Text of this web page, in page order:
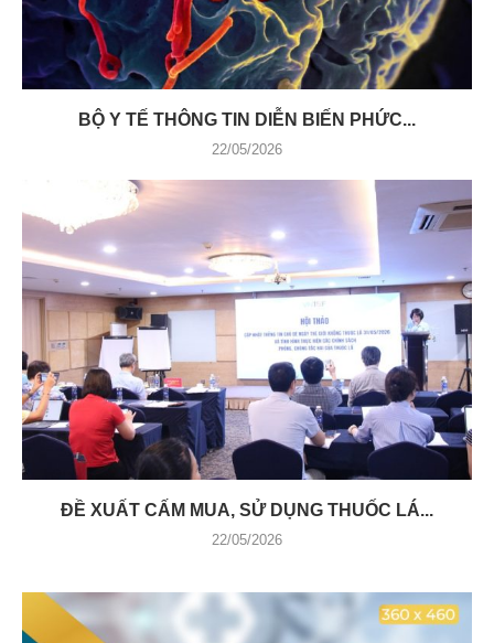
BỘ Y TẾ THÔNG TIN DIỄN BIẾN PHỨC...
22/05/2026
ĐỀ XUẤT CẤM MUA, SỬ DỤNG THUỐC LÁ...
22/05/2026